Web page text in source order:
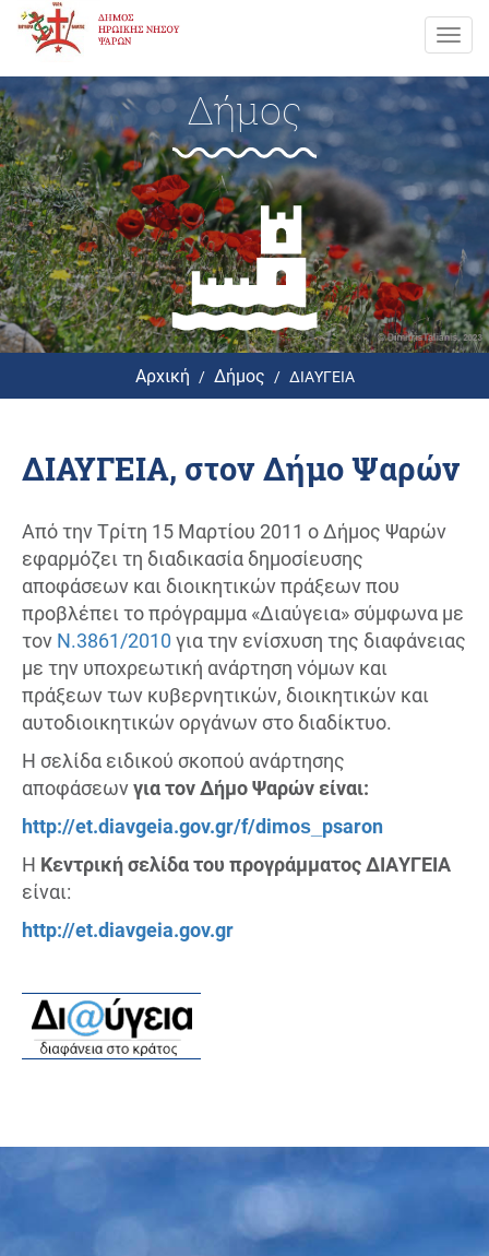
Δήμος
Αρχική Δήμος ΔΙΑΥΓΕΙΑ
ΔΙΑΥΓΕΙΑ, στον Δήμο Ψαρών
Από την Τρίτη 15 Μαρτίου 2011 ο Δήμος Ψαρών
εφαρμόζει τη διαδικασία δημοσίευσης
αποφάσεων και διοικητικών πράξεων που
προβλέπει το πρόγραμμα «Διαύγεια» σύμφωνα με
τον N.3861/2010 για την ενίσχυση της διαφάνειας
με την υποχρεωτική ανάρτηση νόμων και
πράξεων των κυβερνητικών, διοικητικών και
αυτοδιοικητικών οργάνων στο διαδίκτυο.
Η σελίδα ειδικού σκοπού ανάρτησης
αποφάσεωνγια τον Δήμο Ψαρών είναι:
http://et.diavgeia.gov.gr/f/dimos_psaron
Η Κεντρική σελίδα του προγράμματος ΔΙΑΥΓΕΙΑ
είναι:
http://et.diavgeia.gov.gr